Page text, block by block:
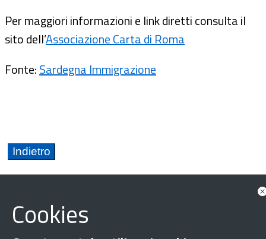
Per maggiori informazioni e link diretti consulta il
sito dell’Associazione Carta di Roma
Fonte:Sardegna Immigrazione
Cookies